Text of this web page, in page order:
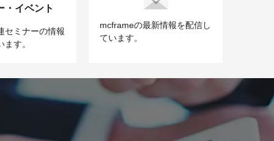
・イベント
セミナーの情報
す。
mcframeの最新情報を配信し
ています。